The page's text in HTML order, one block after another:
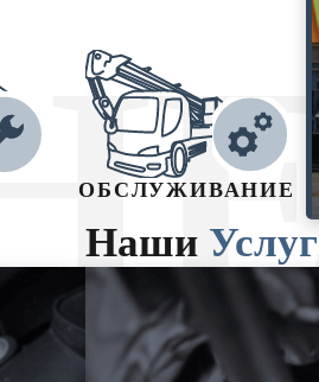
ОБСЛУЖИВАНИЕ
Наши